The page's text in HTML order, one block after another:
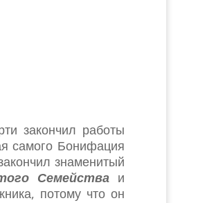
закончил работы
самого Бонифация
знаменитый
Семейства и
потому что он